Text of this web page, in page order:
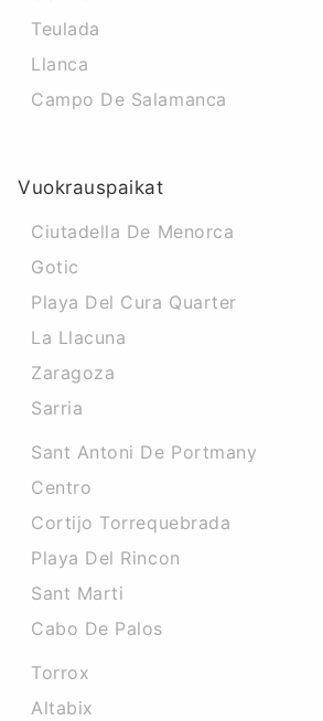
Teulada
Llanca
Campo De Salamanca
Vuokrauspaikat
Ciutadella De Menorca
Gotic
Playa Del Cura Quarter
La Llacuna
Zaragoza
Sarria
Sant Antoni De Portmany
Centro
Cortijo Torrequebrada
Playa Del Rincon
Sant Marti
Cabo De Palos
Torrox
Altabix